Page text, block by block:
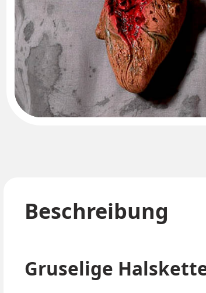
Beschreibung
Gruselige